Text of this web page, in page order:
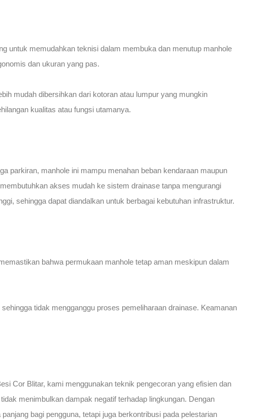
untuk memudahkan teknisi dalam membuka dan menutup manhole
dan ukuran yang pas.
mudah dibersihkan dari kotoran atau lumpur yang mungkin
kualitas atau fungsi utamanya.
parkiran, manhole ini mampu menahan beban kendaraan maupun
akses mudah ke sistem drainase tanpa mengurangi
sehingga dapat diandalkan untuk berbagai kebutuhan infrastruktur.
bahwa permukaan manhole tetap aman meskipun dalam
tidak mengganggu proses pemeliharaan drainase. Keamanan
Cor Blitar, kami menggunakan teknik pengecoran yang efisien dan
menimbulkan dampak negatif terhadap lingkungan. Dengan
bagi pengguna, tetapi juga berkontribusi pada pelestarian